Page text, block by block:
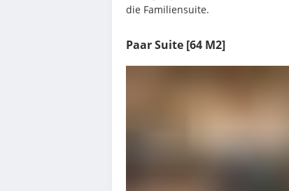
die Familiensuite.
Paar Suite [64 M2]